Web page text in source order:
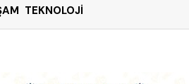
TEKNOLOJİ